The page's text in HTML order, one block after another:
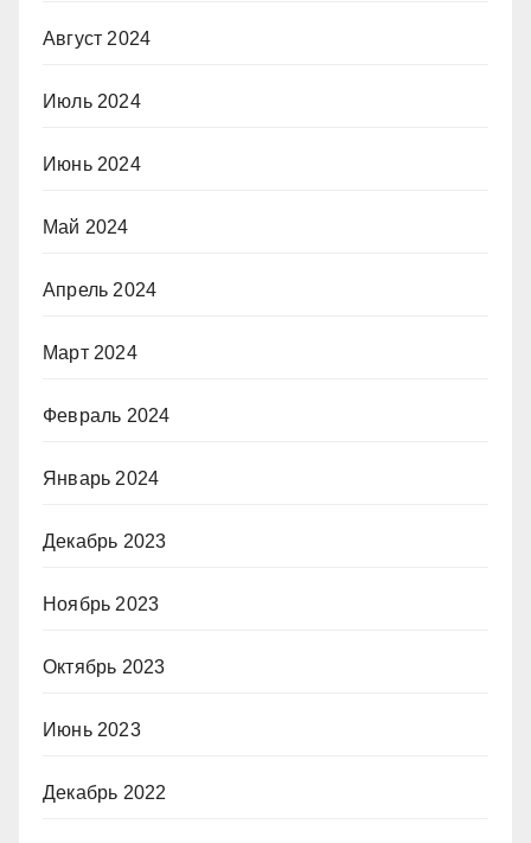
Август 2024
Июль 2024
Июнь 2024
Май 2024
Апрель 2024
Март 2024
Февраль 2024
Январь 2024
Декабрь 2023
Ноябрь 2023
Октябрь 2023
Июнь 2023
Декабрь 2022